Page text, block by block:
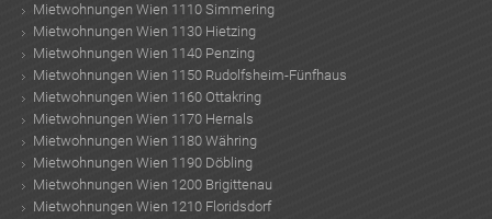
Mietwohnungen Wien 1110 Simmering
Mietwohnungen Wien 1130 Hietzing
Mietwohnungen Wien 1140 Penzing
Mietwohnungen Wien 1150 Rudolfsheim-Fünfhaus
Mietwohnungen Wien 1160 Ottakring
Mietwohnungen Wien 1170 Hernals
Mietwohnungen Wien 1180 Währing
Mietwohnungen Wien 1190 Döbling
Mietwohnungen Wien 1200 Brigittenau
Mietwohnungen Wien 1210 Floridsdorf